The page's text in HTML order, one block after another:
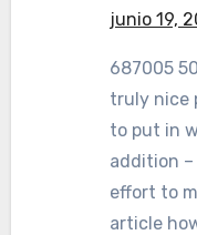
junio 19,
687005
truly nice
to put in
addition
effort to
article